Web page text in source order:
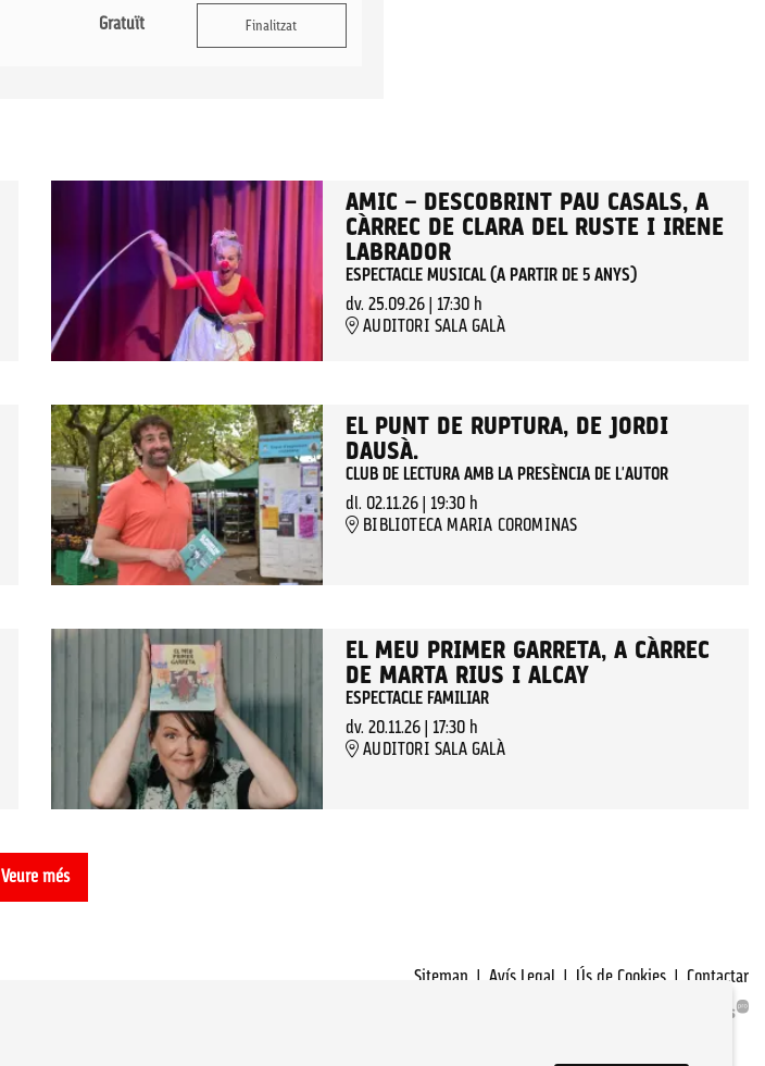
Gratuït Finalitzat
AMIC – DESCOBRINT PAU CASALS, A
CÀRREC DE CLARA DEL RUSTE I IRENE
LABRADOR
ESPECTACLE MUSICAL (A PARTIR DE 5 ANYS)
dv. 25.09.26| 17:30 h
AUDITORI SALA GALÀ
EL PUNT DE RUPTURA, DE JORDI
DAUSÀ.
CLUB DE LECTURA AMB LA PRESÈNCIA DE L'AUTOR
dl. 02.11.26| 19:30 h
BIBLIOTECA MARIA COROMINAS
EL MEU PRIMER GARRETA, A CÀRREC
DE MARTA RIUS I ALCAY
ESPECTACLE FAMILIAR
dv. 20.11.26| 17:30 h
AUDITORI SALA GALÀ
Veure més
Sitemap | Avís Legal | Ús de Cookies | Contactar